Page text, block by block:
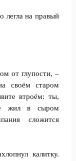
легла на правый
от глупости, –
своём старом
втроём: ты,
жил в сыром
сложится
калитку.